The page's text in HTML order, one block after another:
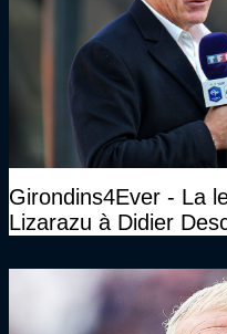
Girondins4Ever - La
Lizarazu à Didier